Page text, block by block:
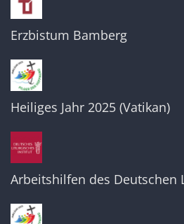
Erzbistum Bamberg
Heiliges Jahr 2025 (Vatikan)
Arbeitshilfen des Deutschen